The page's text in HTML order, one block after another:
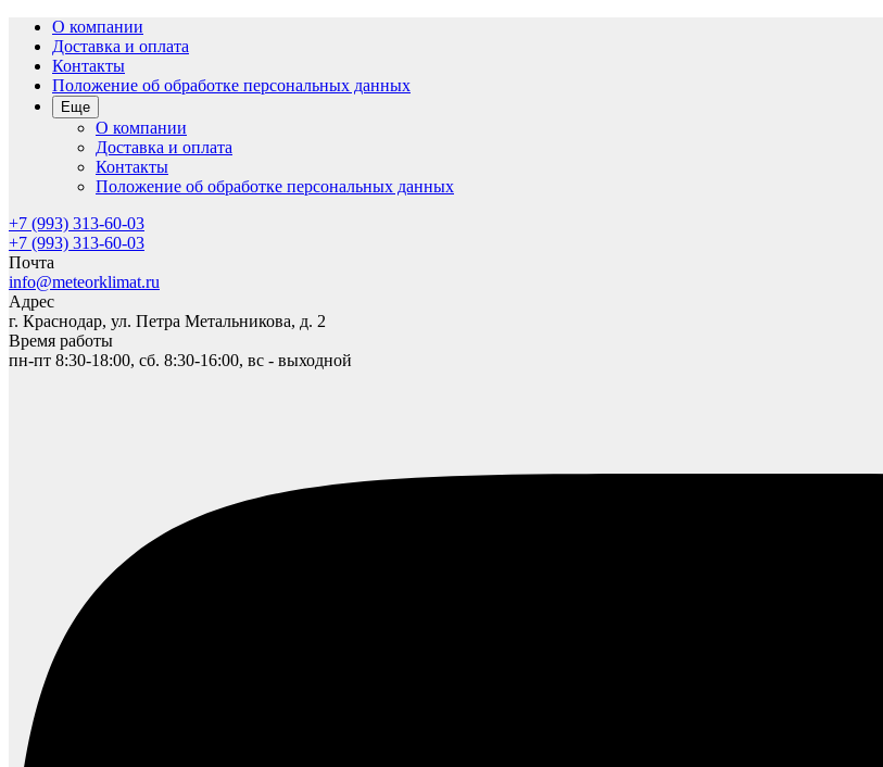
О компании
Доставка и оплата
Контакты
Положение об обработке персональных данных
Еще
О компании
Доставка и оплата
Контакты
Положение об обработке персональных данных
+7 (993) 313-60-03
+7 (993) 313-60-03
Почта
info@meteorklimat.ru
Адрес
г. Краснодар, ул. Петра Метальникова, д. 2
Время работы
пн-пт 8:30-18:00, сб. 8:30-16:00, вс - выходной